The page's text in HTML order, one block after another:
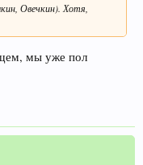
Овечкин). Хотя,
мы уже пол